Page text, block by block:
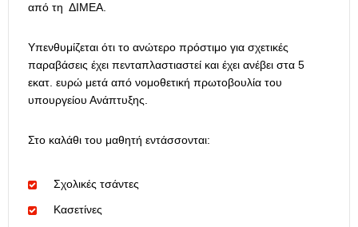
από τη ΔΙΜΕΑ.
Υπενθυμίζεται ότι το ανώτερο πρόστιμο για σχετικές
παραβάσεις έχει πενταπλαστιαστεί και έχει ανέβει στα 5
εκατ. ευρώ μετά από νομοθετική πρωτοβουλία του
υπουργείου Ανάπτυξης.
Στο καλάθι του μαθητή εντάσσονται:
Σχολικές τσάντες
Κασετίνες